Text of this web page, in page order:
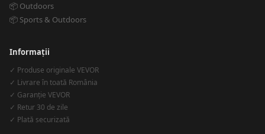
📦 Outdoors
📦 Sports & Outdoors
Informații
✓ Produse originale VEVOR
✓ Livrare în toată România
✓ Garanție VEVOR
✓ Retur 30 de zile
✓ Plată securizată